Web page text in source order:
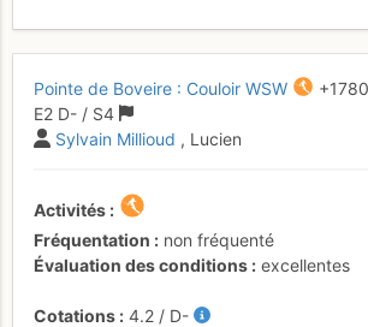
Pointe de Boveire : Couloir WSW
E2 D- / S4
Sylvain Millioud , Lucien
Activités
Fréquentation
non fréquenté
Évaluation des conditions
excellentes
Cotations 4.2 / D-